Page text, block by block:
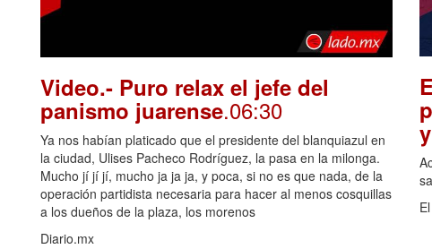
Video.- Puro relax el jefe del
panismo juarense.06:30
Ya nos habían platicado que el presidente del blanquiazul en
la ciudad, Ulises Pacheco Rodríguez, la pasa en la milonga.
Mucho jí jí jí, mucho ja ja ja, y poca, si no es que nada, de la
operación partidista necesaria para hacer al menos cosquillas
a los dueños de la plaza, los morenos
Diario.mx